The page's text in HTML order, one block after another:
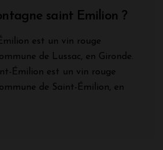
saint Emilion ?
est un vin rouge
de Lussac, en Gironde.
Émilion est un vin rouge
de Saint-Émilion, en